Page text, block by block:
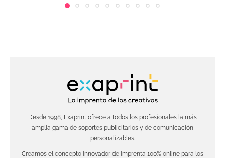
Desde 1998, Exaprint ofrece a todos los profesionales la más
amplia gama de soportes publicitarios y de comunicación
personalizables.
Creamos el concepto innovador de imprenta 100% online para los